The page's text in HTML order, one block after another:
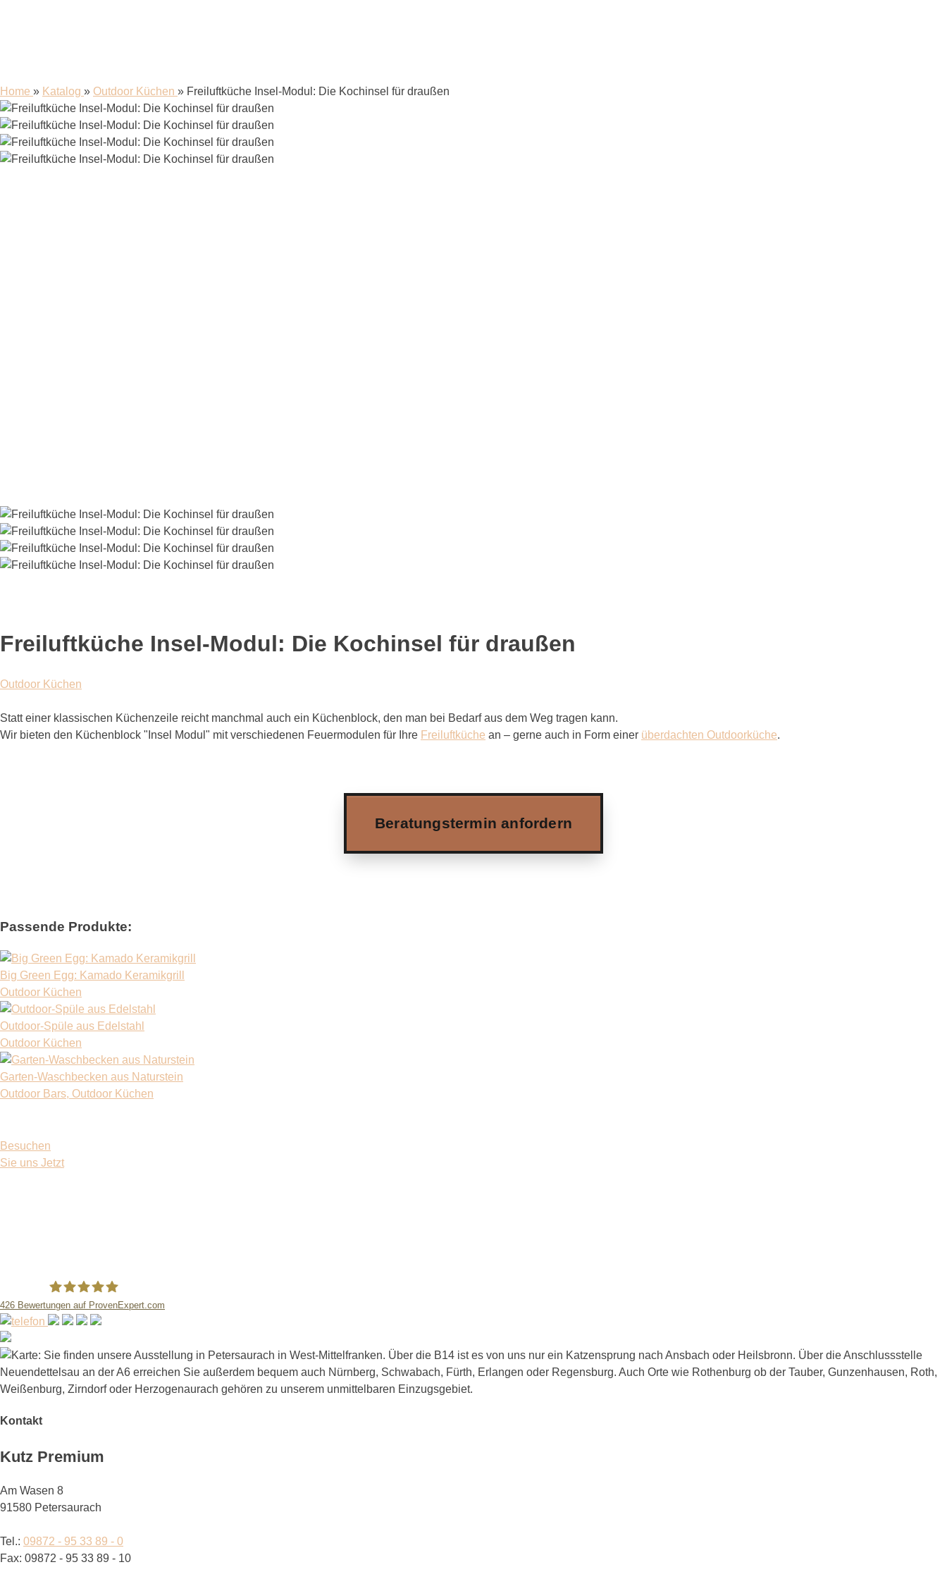
Home » Katalog » Outdoor Küchen » Freiluftküche Insel-Modul: Die Kochinsel für draußen
Freiluftküche Insel-Modul: Die Kochinsel für draußen
Outdoor Küchen
Statt einer klassischen Küchenzeile reicht manchmal auch ein Küchenblock, den man bei Bedarf aus dem Weg tragen kann.
Wir bieten den Küchenblock "Insel Modul" mit verschiedenen Feuermodulen für Ihre Freiluftküche an – gerne auch in Form einer überdachten Outdoorküche.
Beratungstermin anfordern
Passende Produkte:
Big Green Egg: Kamado Keramikgrill
Outdoor Küchen
Outdoor-Spüle aus Edelstahl
Outdoor Küchen
Garten-Waschbecken aus Naturstein
Outdoor Bars, Outdoor Küchen
Besuchen
Sie uns Jetzt
Kutz KBH-Bauelemente GmbH
426 Bewertungen auf ProvenExpert.com
Kontakt
Kutz Premium
Am Wasen 8
91580 Petersaurach
Tel.: 09872 - 95 33 89 - 0
Fax: 09872 - 95 33 89 - 10